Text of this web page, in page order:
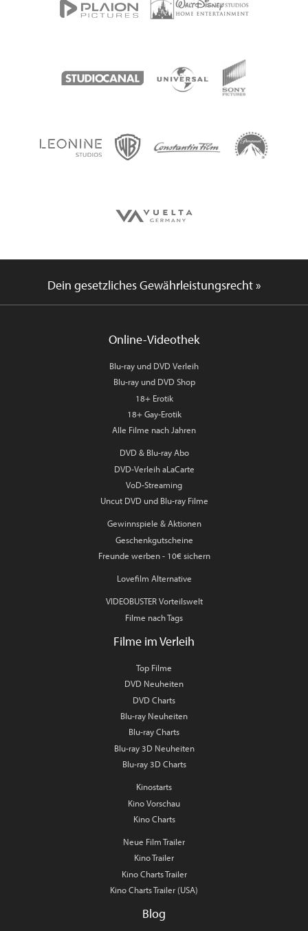
Dein gesetzliches Gewährleistungsrecht »
Online-Videothek
Blu-ray und DVD Verleih
Blu-ray und DVD Shop
18+ Erotik
18+ Gay-Erotik
Alle Filme nach Jahren
DVD & Blu-ray Abo
DVD-Verleih aLaCarte
VoD-Streaming
Uncut DVD und Blu-ray Filme
Gewinnspiele & Aktionen
Geschenkgutscheine
Freunde werben - 10€ sichern
Lovefilm Alternative
VIDEOBUSTER Vorteilswelt
Filme nach Tags
Filme im Verleih
Top Filme
DVD Neuheiten
DVD Charts
Blu-ray Neuheiten
Blu-ray Charts
Blu-ray 3D Neuheiten
Blu-ray 3D Charts
Kinostarts
Kino Vorschau
Kino Charts
Neue Film Trailer
Kino Trailer
Kino Charts Trailer
Kino Charts Trailer (USA)
Blog